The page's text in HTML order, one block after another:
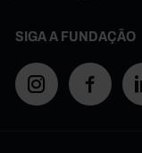
SIGA A FUNDAÇÃO